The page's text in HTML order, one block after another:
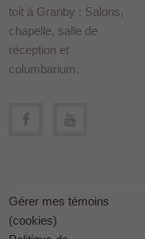
toit à Granby : Salons,
chapelle, salle de
réception et
columbarium.
Gérer mes témoins
(cookies)